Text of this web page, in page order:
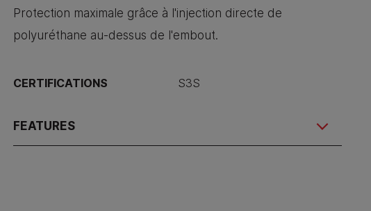
Protection maximale grâce à l'injection directe de
polyuréthane au-dessus de l'embout.
CERTIFICATIONS S3S
FEATURES